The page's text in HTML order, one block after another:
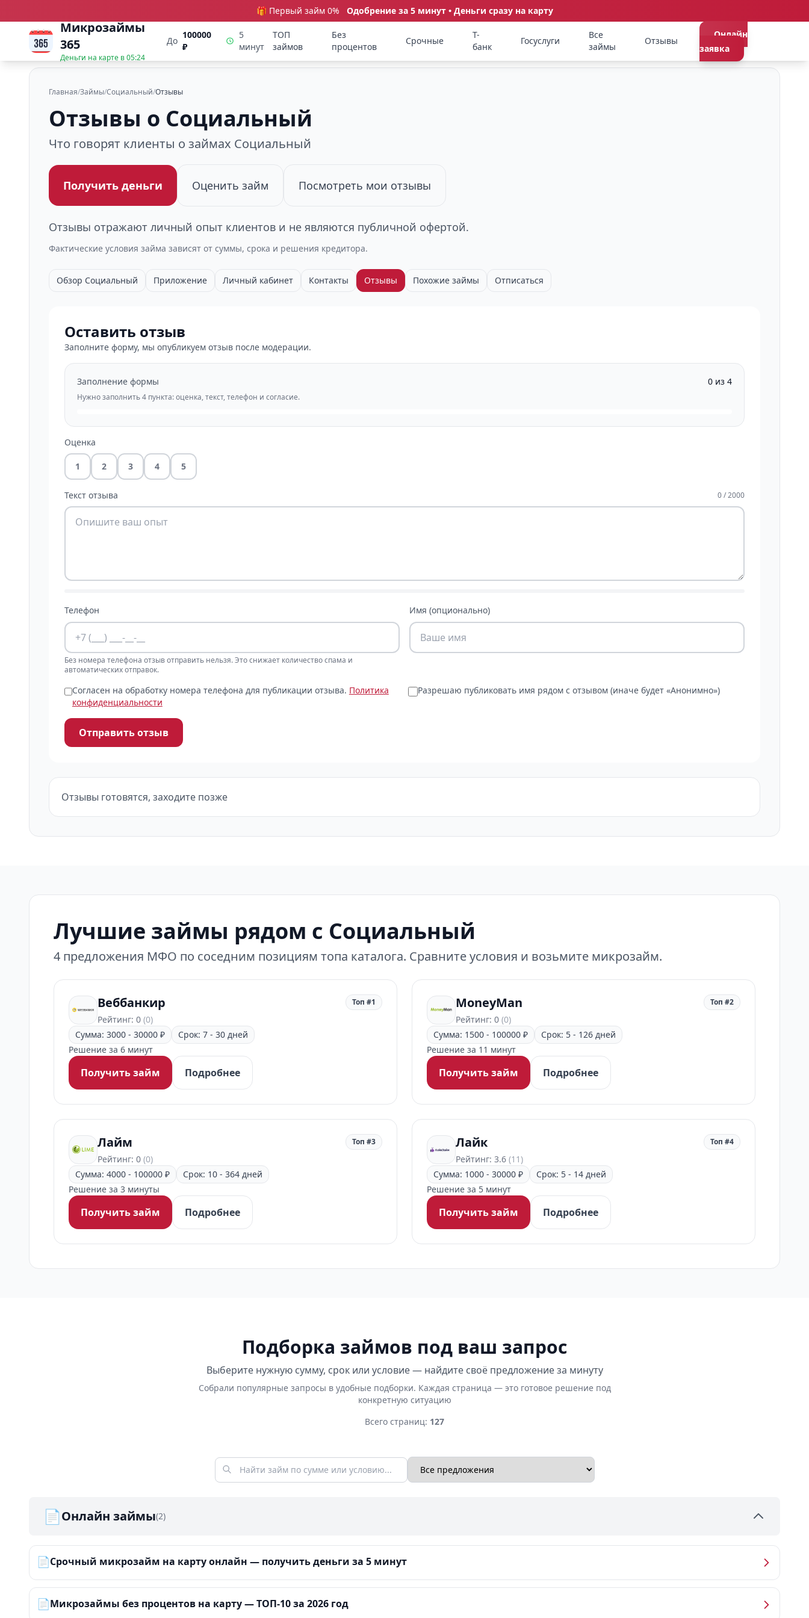
🎁 Первый займ 0% Одобрение за 5 минут • Деньги сразу на карту
Микрозаймы
365
Деньги на карте в05:24
До
100000
₽
5
минут
ТОП
займов
Без
процентов
Срочные
Т-
банк
Госуслуги
Все
займы
Отзывы
Онлайн
заявка
Главная/Займы/Социальный/Отзывы
Отзывы о Социальный
Что говорят клиенты о займах Социальный
Получить деньги Оценить займ Посмотреть мои отзывы
Отзывы отражают личный опыт клиентов и не являются публичной офертой.
Фактические условия займа зависят от суммы, срока и решения кредитора.
Обзор Социальный Приложение Личный кабинет Контакты Отзывы Похожие займы Отписаться
Оставить отзыв
Заполните форму, мы опубликуем отзыв после модерации.
Заполнение формы 0 из 4
Нужно заполнить 4 пункта: оценка, текст, телефон и согласие.
Оценка
1 2 3 4 5
Текст отзыва 0 / 2000
Телефон
Без номера телефона отзыв отправить нельзя. Это снижает количество спама и
автоматических отправок.
Имя (опционально)
Согласен на обработку номера телефона для публикации отзыва. Политика
конфиденциальности
Разрешаю публиковать имя рядом с отзывом (иначе будет «Анонимно»)
Отправить отзыв
Отзывы готовятся, заходите позже
Лучшие займы рядом с Социальный
4 предложения МФО по соседним позициям топа каталога. Сравните условия и возьмите микрозайм.
Веббанкир
Рейтинг: 0 (0)
Топ #1
Сумма: 3000 - 30000 ₽
Срок: 7 - 30 дней
Решение за 6 минут
Получить займ Подробнее
MoneyMan
Рейтинг: 0 (0)
Топ #2
Сумма: 1500 - 100000 ₽
Срок: 5 - 126 дней
Решение за 11 минут
Получить займ Подробнее
Лайм
Рейтинг: 0 (0)
Топ #3
Сумма: 4000 - 100000 ₽
Срок: 10 - 364 дней
Решение за 3 минуты
Получить займ Подробнее
Лайк
Рейтинг: 3.6 (11)
Топ #4
Сумма: 1000 - 30000 ₽
Срок: 5 - 14 дней
Решение за 5 минут
Получить займ Подробнее
Подборка займов под ваш запрос
Выберите нужную сумму, срок или условие — найдите своё предложение за минуту
Собрали популярные запросы в удобные подборки. Каждая страница — это готовое решение под
конкретную ситуацию
Всего страниц: 127
📄Онлайн займы(2)
📄Срочный микрозайм на карту онлайн — получить деньги за 5 минут
📄Микрозаймы без процентов на карту — ТОП-10 за 2026 год